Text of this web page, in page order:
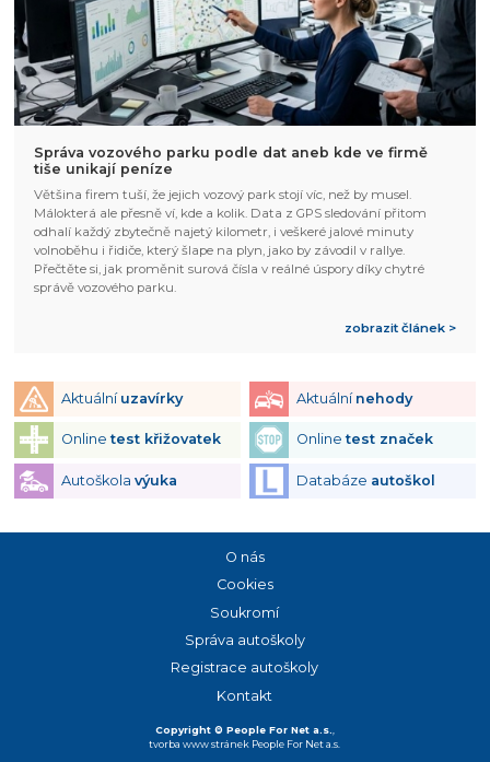
Správa vozového parku podle dat aneb kde ve firmě
tiše unikají peníze
Většina firem tuší, že jejich vozový park stojí víc, než by musel.
Málokterá ale přesně ví, kde a kolik. Data z GPS sledování přitom
odhalí každý zbytečně najetý kilometr, i veškeré jalové minuty
volnoběhu i řidiče, který šlape na plyn, jako by závodil v rallye.
Přečtěte si, jak proměnit surová čísla v reálné úspory díky chytré
správě vozového parku.
zobrazit článek >
Aktuální uzavírky Aktuální nehody
Onlinetest křižovatek Onlinetest značek
Autoškola výuka Databáze autoškol
Copyright © People For Net a.s.
tvorba www stránek People For Net a.s.
O nás
Cookies
Soukromí
Správa autoškoly
Registrace autoškoly
Kontakt